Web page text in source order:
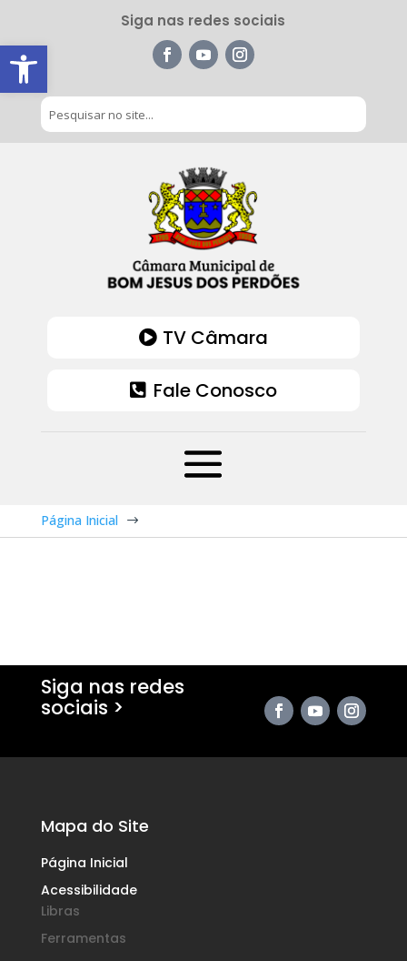
Barra de Ferramentas Aberta
Siga nas redes sociais
TV Câmara
Fale Conosco
Página Inicial $
Siga nas redes
sociais >
Mapa do Site
Página Inicial
Acessibilidade
Libras
Ferramentas